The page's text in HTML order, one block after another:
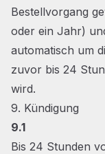
Bestellvorgang
oder ein Jahr)
automatisch um
zuvor bis 24
wird.
9. Kündigung
9.1
Bis 24 Stunden